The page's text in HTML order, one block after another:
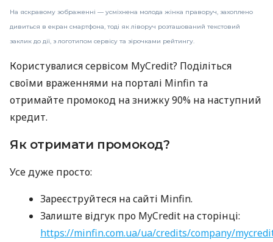
На яскравому зображенні — усміхнена молода жінка праворуч, захоплено
дивиться в екран смартфона, тоді як ліворуч розташований текстовий
заклик до дії, з логотипом сервісу та зірочками рейтингу.
Користувалися сервісом MyCredit? Поділіться
своїми враженнями на порталі Minfin та
отримайте промокод на знижку 90% на наступний
кредит.
Як отримати промокод?
Усе дуже просто:
Зареєструйтеся на сайті Minfin.
Залиште відгук про MyCredit на сторінці:
https://minfin.com.ua/ua/credits/company/